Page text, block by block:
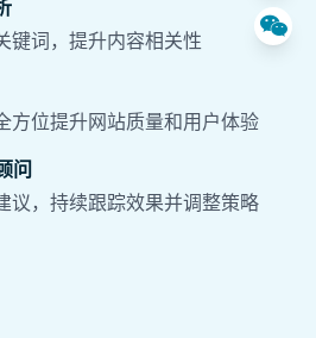
键词，提升内容相关性
方位提升网站质量和用户体验
问
议，持续跟踪效果并调整策略